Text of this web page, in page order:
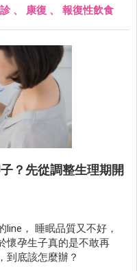
、 康復 、 報復性飲食
？先從調整生理期開
， 睡眠品質又不好，
懷孕生子真的是不敢再
底該怎麼辦？